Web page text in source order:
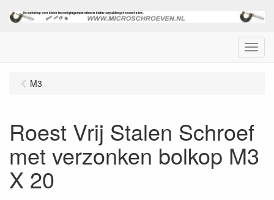
Menu
M3
Roest Vrij Stalen Schroef
met verzonken bolkop M3
X 20